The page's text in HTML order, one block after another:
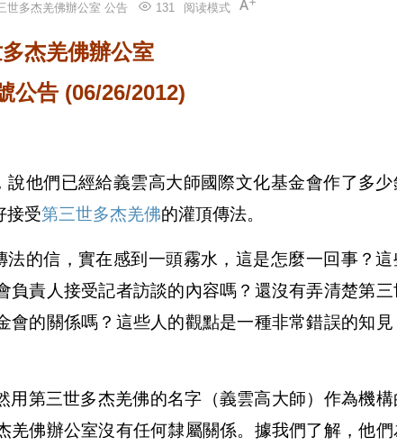
世多杰羌佛辦公室 公告 131 阅读模式
杰羌佛辦公室
公告 (06/26/2012)
他們已經給義雲高大師國際文化基金會作了多少
接受第三世多杰羌佛的灌頂傳法。
的信，實在感到一頭霧水，這是怎麼一回事？這
負責人接受記者訪談的內容嗎？還沒有弄清楚第三
會的關係嗎？這些人的觀點是一種非常錯誤的知見
用第三世多杰羌佛的名字（義雲高大師）作為機構
羌佛辦公室沒有任何隸屬關係。據我們了解，他們